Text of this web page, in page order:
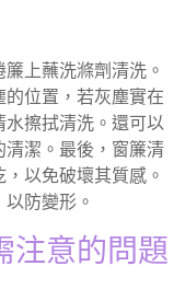
上蘸洗滌劑清洗。
位置，若灰塵實在
擦拭清洗。還可以
潔。最後，窗簾清
以免破壞其質感。
防變形。
注意的問題